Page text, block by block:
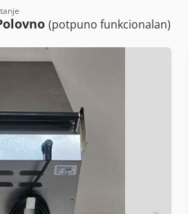
(potpuno funkcionalan)